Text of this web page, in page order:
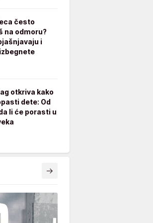
često
na odmoru?
i
otkriva kako
dete: Od
li će porasti u